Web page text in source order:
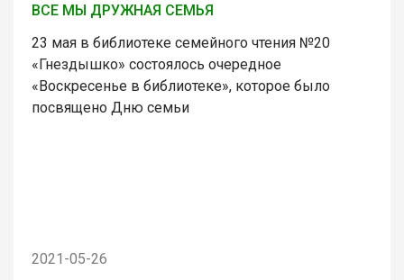
ВСЕ МЫ ДРУЖНАЯ СЕМЬЯ
23 мая в библиотеке семейного чтения №20
«Гнездышко» состоялось очередное
«Воскресенье в библиотеке», которое было
посвящено Дню семьи
2021-05-26